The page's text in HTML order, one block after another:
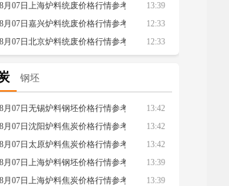
月07日上海炉料统废价格行情参考
13:39
月07日嘉兴炉料统废价格行情参考
12:33
月07日北京炉料统废价格行情参考
12:33
钢坯
月07日无锡炉料钢坯价格行情参考
13:42
月07日沈阳炉料焦炭价格行情参考
13:42
月07日太原炉料焦炭价格行情参考
13:42
月07日上海炉料钢坯价格行情参考
13:39
月07日上海炉料焦炭价格行情参考
13:39